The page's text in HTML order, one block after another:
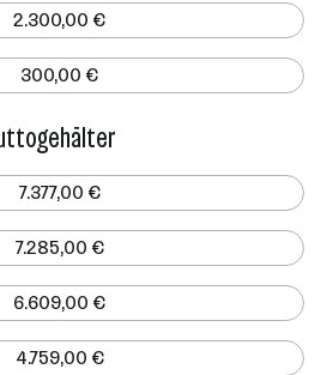
2.300,00 €
300,00 €
7.377,00 €
7.285,00 €
6.609,00 €
4.759,00 €